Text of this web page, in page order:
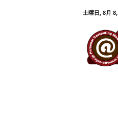
土曜日, 8月